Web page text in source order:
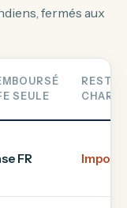
fermés aux
SEULE
RESTE
FR